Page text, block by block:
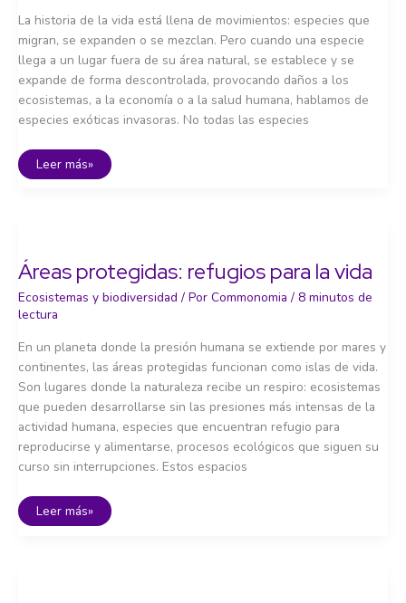
La historia de la vida está llena de movimientos: especies que
migran, se expanden o se mezclan. Pero cuando una especie
llega a un lugar fuera de su área natural, se establece y se
expande de forma descontrolada, provocando daños a los
ecosistemas, a la economía o a la salud humana, hablamos de
especies exóticas invasoras. No todas las especies
Especies
Leer más»
Áreas protegidas: refugios para la vida
Ecosistemas y biodiversidad / Por Commonomia / 8 minutos de
lectura
En un planeta donde la presión humana se extiende por mares y
continentes, las áreas protegidas funcionan como islas de vida.
Son lugares donde la naturaleza recibe un respiro: ecosistemas
que pueden desarrollarse sin las presiones más intensas de la
actividad humana, especies que encuentran refugio para
reproducirse y alimentarse, procesos ecológicos que siguen su
curso sin interrupciones. Estos espacios
Áreas
protegidas:
Leer más»